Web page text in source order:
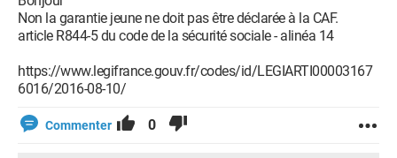
Non la garantie jeune ne doit pas être déclarée à la CAF.
article R844-5 du code de la sécurité sociale - alinéa 14
https://www.legifrance.gouv.fr/codes/id/LEGIARTI00003167
6016/2016-08-10/
Commenter 0